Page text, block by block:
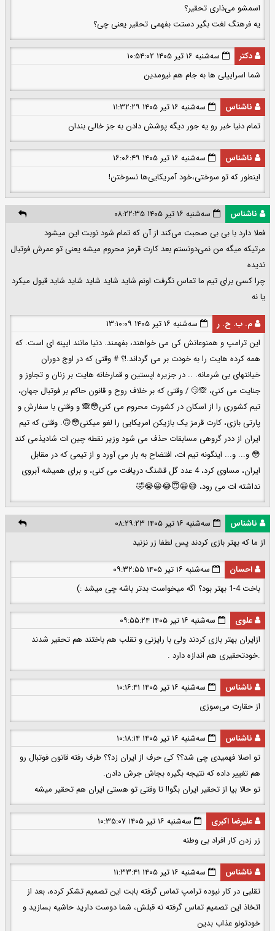
اسمشو می‌ذاری تحقیر؟
یه فرهنگ لغت بگیر دستت بفهمی تحقیر یعنی چی؟
دکتر
سه‌شنبه ۱۶ تیر ۱۴۰۵ ۱۰:۵۴:۰۲
شما اسراییلی ها به جام هم نیومدین
ناشناس
سه‌شنبه ۱۶ تیر ۱۴۰۵ ۱۱:۳۲:۲۹
تمام دنیا خبر رو یه جور دیگه پوشش دادن به جز خالی بندان
ناشناس
سه‌شنبه ۱۶ تیر ۱۴۰۵ ۱۶:۰۶:۴۹
اینطور که تو سوختی،خود آمریکایی‌ها نسوختن!
ناشناس
سه‌شنبه ۱۶ تیر ۱۴۰۵ ۰۸:۲۲:۳۵
فعلا دارد با بی بی صحبت می‌کند از آن که تمام شود نوبت این میشود
مرتیکه میگه من نمی‌دونستم بعد کارت قرمز محروم میشه یعنی تو عمرش فوتبال
ندیده
چرا کسی برای تیم ما تماس نگرفت اونم شاید شاید شاید شاید شاید قبول میکرد
یا نه
م. ب. ح. ر
سه‌شنبه ۱۶ تیر ۱۴۰۵ ۱۳:۱۰:۰۹
این ترامپ و همنوعانش کی می خواهند، بفهمند. دنیا مانند ایینه ای است. که
همه کرده هایت را به خودت بر می گرداند.!؟ # وقتی که در اوج دوران
خیانتهای بی شرمانه. .. در جزیره اپستین و قمارخانه هایت بر زنان و تجاوز و
جنایت می کنی، 🙊😏 / وقتی که بر خلاف روح و قانون حاکم بر فوتبال جهان،
تیم کشوری را از اسکان در کشورت محروم می کنی😳🙈 و وقتی با سفارش و
پارتی بازی، کارت قرمز یک بازیکن امریکایی را لغو میکنی😳🙃. وقتی که تیم
ایران از ددر گروهی مسابقات حذف می شود وزیر نقطه چین ات شادیذمی کند
😳 و... و... اینگونه تیم ات، افتضاح به بار می آورد و از تیمی که در مقابل
ایران، مساوی کرد، 4 عدد گل قشنگ دریافت می کنی، و برای همیشه آبروی
نداشته ات می رود، 😅😀😇😂😀😭🤣
ناشناس
سه‌شنبه ۱۶ تیر ۱۴۰۵ ۰۸:۲۹:۲۳
از ما که بهتر بازی کردند پس لطفا زر نزنید
احسان
سه‌شنبه ۱۶ تیر ۱۴۰۵ ۰۹:۳۲:۵۵
باخت 4-1 بهتر بود؟ اگه میخواست بدتر باشه چی میشد :)
علوی
سه‌شنبه ۱۶ تیر ۱۴۰۵ ۰۹:۵۵:۲۴
ازایران بهتر بازی کردند ولی با رایزنی و تقلب هم باختند هم تحقیر شدند
.خودتحقیری هم اندازه دارد .
ناشناس
سه‌شنبه ۱۶ تیر ۱۴۰۵ ۱۰:۱۶:۴۱
از حقارت می‌سوزی
ناشناس
سه‌شنبه ۱۶ تیر ۱۴۰۵ ۱۰:۱۸:۱۴
تو اصلا فهمیدی چی شد؟؟ کی حرف از ایران زد؟؟ طرف رفته قانون فوتبال رو
هم تغییر داده که نتیجه بگیره بجاش جرش دادن.
تو حالا بیا از تحقیر ایران بگو!! تا وقتی تو هستی ایران هم تحقیر میشه
علیرضا اکبری
سه‌شنبه ۱۶ تیر ۱۴۰۵ ۱۰:۳۵:۰۷
زر زدن کار افراد بی وطنه
ناشناس
سه‌شنبه ۱۶ تیر ۱۴۰۵ ۱۱:۳۳:۴۱
تقلبی در کار نبوده ترامپ تماس گرفته بابت این تصمیم تشکر کرده، بعد از
اتخاذ این تصمیم تماس گرفته نه قبلش، شما دوست دارید حاشیه بسازید و
خودتونو عذاب بدین